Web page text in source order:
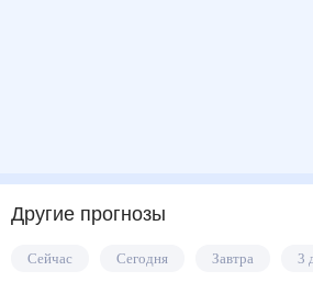
Другие прогнозы
Сейчас Сегодня Завтра